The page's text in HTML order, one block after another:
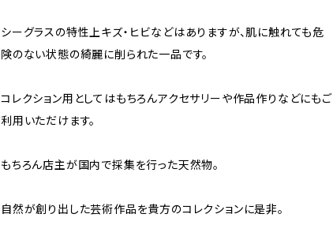
シーグラスの特性上キズ・ヒビなどはありますが、肌に触れても危
険のない状態の綺麗に削られた一品です。
コレクション用としてはもちろんアクセサリーや作品作りなどにもご
利用いただけます。
もちろん店主が国内で採集を行った天然物。
自然が創り出した芸術作品を貴方のコレクションに是非。